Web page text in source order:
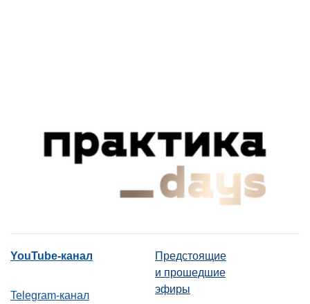
YouTube-канал
Telegram-канал
Предстоящие
и прошедшие
эфиры